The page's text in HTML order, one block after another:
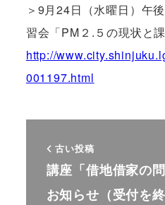
＞9月24日（水曜日）午
習会「PM２.５の現状と
http://
001197.html
古い投稿
講座「借地借家の
お知らせ（受付を